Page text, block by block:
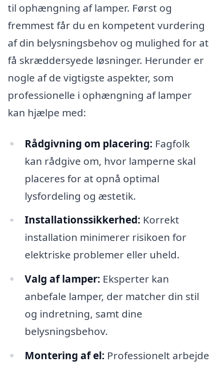
til ophængning af lamper. Først og
fremmest får du en kompetent vurdering
af din belysningsbehov og mulighed for at
få skræddersyede løsninger. Herunder er
nogle af de vigtigste aspekter, som
professionelle i ophængning af lamper
kan hjælpe med:
Rådgivning om placering: Fagfolk
kan rådgive om, hvor lamperne skal
placeres for at opnå optimal
lysfordeling og æstetik.
Installationssikkerhed: Korrekt
installation minimerer risikoen for
elektriske problemer eller uheld.
Valg af lamper: Eksperter kan
anbefale lamper, der matcher din stil
og indretning, samt dine
belysningsbehov.
Montering af el: Professionelt arbejde